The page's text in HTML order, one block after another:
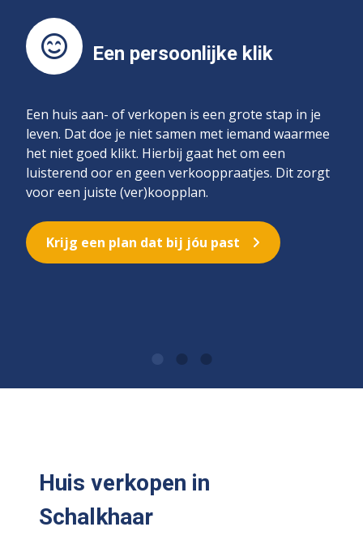
Een persoonlijke klik
Een huis aan- of verkopen is een grote stap in je
leven. Dat doe je niet samen met iemand waarmee
het niet goed klikt. Hierbij gaat het om een
luisterend oor en geen verkooppraatjes. Dit zorgt
voor een juiste (ver)koopplan.
Krijg een plan dat bij jóu past
Huis verkopen in
Schalkhaar